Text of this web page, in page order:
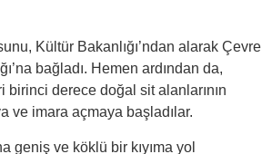
Kültür Bakanlığı’ndan alarak Çevre
bağladı. Hemen ardından da,
derece doğal sit alanlarının
ve imara açmaya başladılar.
geniş ve köklü bir kıyıma yol